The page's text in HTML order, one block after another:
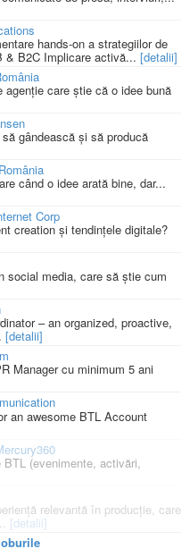
hands-on a strategiilor de
& B2C Implicare activă... [detalii]
agenție care știe că o idee bună
gândească și să producă
când o idee arată bine, dar...
Corp
creation și tendințele digitale?
social media, care să știe cum
– an organized, proactive,
[detalii]
Manager cu minimum 5 ani
an awesome BTL Account
(evenimente, activări,
relevantă în producție, care
[detalii]